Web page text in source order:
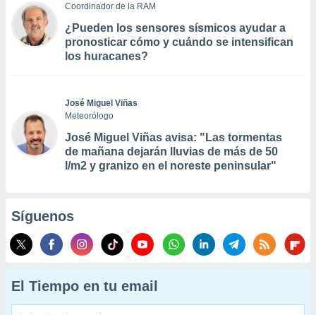
Coordinador de la RAM
¿Pueden los sensores sísmicos ayudar a
pronosticar cómo y cuándo se intensifican
los huracanes?
José Miguel Viñas
Meteorólogo
José Miguel Viñas avisa: "Las tormentas
de mañana dejarán lluvias de más de 50
l/m2 y granizo en el noreste peninsular"
Síguenos
El Tiempo en tu email